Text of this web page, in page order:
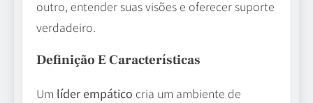
outro, entender suas visões e oferecer suporte
verdadeiro.
Definição E Características
Um líder empático cria um ambiente de